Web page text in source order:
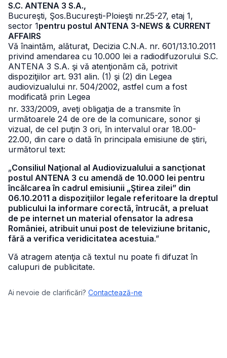
S.C. ANTENA 3 S.A.,
Bucureşti, Şos.Bucureşti-Ploieşti nr.25-27, etaj 1,
sector 1pentru postul ANTENA 3-NEWS & CURRENT
AFFAIRS
Vă înaintăm, alăturat, Decizia C.N.A. nr. 601/13.10.2011
privind amendarea cu 10.000 lei a radiodifuzorului S.C.
ANTENA 3 S.A. şi vă atenţionăm că, potrivit
dispoziţiilor art. 931 alin. (1) şi (2) din Legea
audiovizualului nr. 504/2002, astfel cum a fost
modificată prin Legea
nr. 333/2009, aveţi obligaţia de a transmite în
următoarele 24 de ore de la comunicare, sonor şi
vizual, de cel puţin 3 ori, în intervalul orar 18.00-
22.00, din care o dată în principala emisiune de ştiri,
următorul text:
„Consiliul Naţional al Audiovizualului a sancţionat
postul ANTENA 3 cu amendă de 10.000 lei pentru
încălcarea în cadrul emisiunii „Ştirea zilei” din
06.10.2011 a dispoziţiilor legale referitoare la dreptul
publicului la informare corectă, întrucât, a preluat
de pe internet un material ofensator la adresa
României, atribuit unui post de televiziune britanic,
fără a verifica veridicitatea acestuia.”
Vă atragem atenţia că textul nu poate fi difuzat în
calupuri de publicitate.
Ai nevoie de clarificări? Contactează-ne